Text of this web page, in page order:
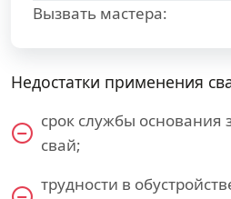
Вызвать мастера:
Недостатки применения
срок службы основания
свай;
трудности в